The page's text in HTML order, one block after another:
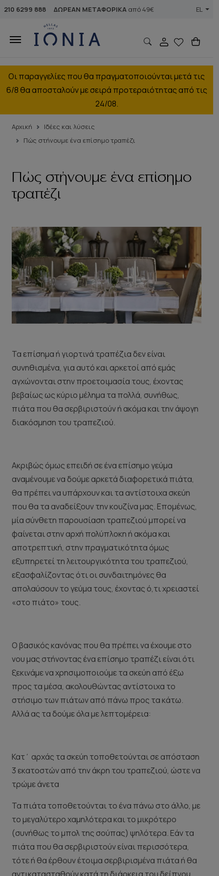
210 6299 888 ΔΩΡΕΑΝ ΜΕΤΑΦΟΡΙΚΑ από 49€ EL
Οι παραγγελίες που θα πραγματοποιούνται μετά τις
6/8 θα αποσταλούν με σειρά προτεραιότητας από τις
24/08.
Αρχική
Ιδέες και λύσεις
Πώς στήνουμε ένα επίσημο τραπέζι
Πώς στήνουμε ένα επίσημο
τραπέζι
Τα επίσημα ή γιορτινά τραπέζια δεν είναι
συνηθισμένα, για αυτό και αρκετοί από εμάς
αγχώνονται στην προετοιμασία τους, έχοντας
βεβαίως ως κύριο μέλημα τα πολλά, συνήθως,
πιάτα που θα σερβιριστούν ή ακόμα και την άψογη
διακόσμηση του τραπεζιού.
Ακριβώς όμως επειδή σε ένα επίσημο γεύμα
αναμένουμε να δούμε αρκετά διαφορετικά πιάτα,
θα πρέπει να υπάρχουν και τα αντίστοιχα σκεύη
που θα τα αναδείξουν την κουζίνα μας. Επομένως,
μία σύνθετη παρουσίαση τραπεζιού μπορεί να
φαίνεται στην αρχή πολύπλοκη ή ακόμα και
αποτρεπτική, στην πραγματικότητα όμως
εξυπηρετεί τη λειτουργικότητα του τραπεζιού,
εξασφαλίζοντας ότι οι συνδαιτημόνες θα
απολαύσουν το γεύμα τους, έχοντας ό,τι χρειαστεί
«στο πιάτο» τους.
Ο βασικός κανόνας που θα πρέπει να έχουμε στο
νου μας στήνοντας ένα επίσημο τραπέζι είναι ότι
ξεκινάμε να χρησιμοποιούμε τα σκεύη από έξω
προς τα μέσα, ακολουθώντας αντίστοιχα το
στήσιμο των πιάτων από πάνω προς τα κάτω.
Αλλά ας τα δούμε όλα με λεπτομέρεια:
Κατ΄ αρχάς τα σκεύη τοποθετούνται σε απόσταση
3 εκατοστών από την άκρη του τραπεζιού, ώστε να
τρώμε άνετα
Τα πιάτα τοποθετούνται το ένα πάνω στο άλλο, με
το μεγαλύτερο χαμηλότερα και το μικρότερο
(συνήθως το μπολ της σούπας) ψηλότερα. Εάν τα
πιάτα που θα σερβιριστούν είναι περισσότερα,
τότε ή θα έρθουν έτοιμα σερβιρισμένα πιάτα ή θα